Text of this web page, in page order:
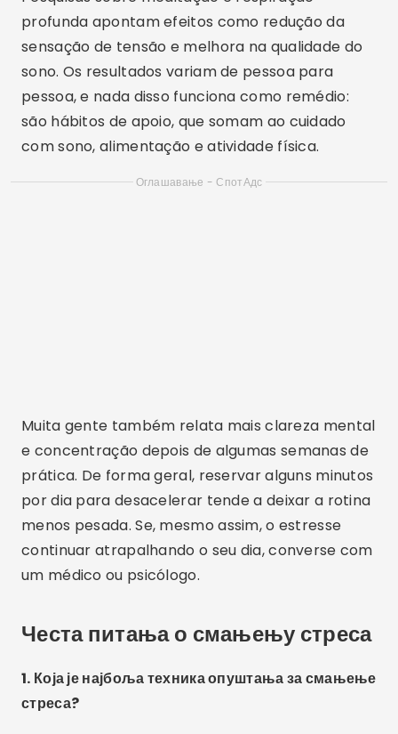
1. Која је најбоља техника опуштања за смањење
стреса?
Não existe uma resposta única. Algumas pessoas
se dão melhor com meditação, outras preferem
respiração profunda, caminhada ou yoga.
Experimente formatos diferentes por alguns
dias e fique com o que você consegue manter na
Todos os citados aqui podem ser instalados sem
pagar, mas as fichas na Google Play informam
que os quatro têm compras dentro do
aplicativo. Parte do conteúdo fica reservada a
quem paga, e o Lojong também exibe anúncios.
Confira os valores na própria loja antes de
4. Да ли технике опуштања заиста делују?
Pesquisas indicam que meditação e respiração
profunda ajudam a lidar com o estresse do dia a